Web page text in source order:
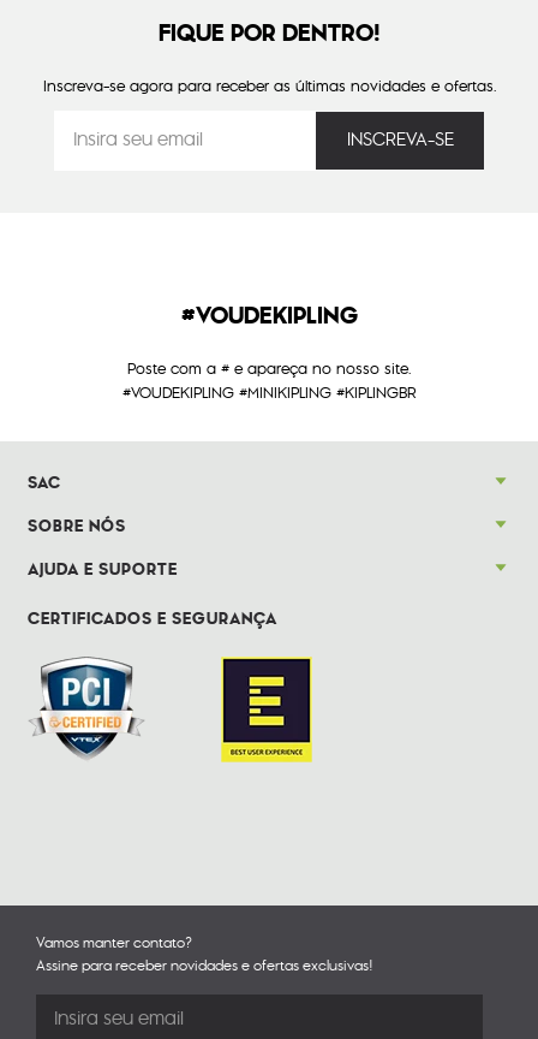
FIQUE POR DENTRO!
Inscreva-se agora para receber as últimas novidades e ofertas.
#VOUDEKIPLING
Poste com a # e apareça no nosso site.
#VOUDEKIPLING #MINIKIPLING #KIPLINGBR
SAC
SOBRE NÓS
AJUDA E SUPORTE
CERTIFICADOS E SEGURANÇA
Vamos manter contato?
Assine para receber novidades e ofertas exclusivas!